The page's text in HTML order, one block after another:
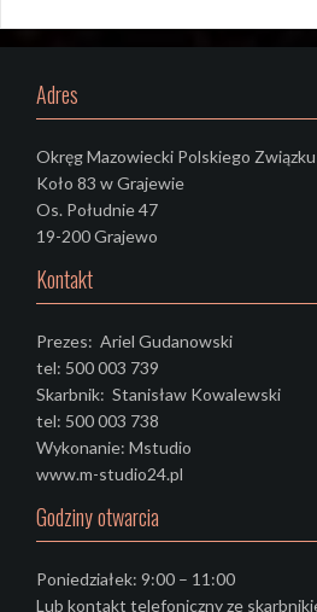
Adres
Okręg Mazowiecki Polskiego
Koło 83 w Grajewie
Os. Południe 47
19-200 Grajewo
Kontakt
Prezes: Ariel Gudanowski
tel: 500 003 739
Skarbnik: Stanisław Kowalewski
tel: 500 003 738
Wykonanie: Mstudio
www.m-studio24.pl
Godziny otwarcia
Poniedziałek: 9:00 – 11:00
Lub kontakt telefoniczny ze